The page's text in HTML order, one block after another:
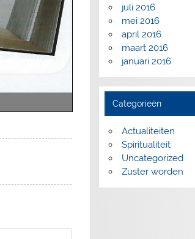
juli 2016
mei 2016
april 2016
maart 2016
januari 2016
Categorieën
Actualiteiten
Spiritualiteit
Uncategorized
Zuster worden